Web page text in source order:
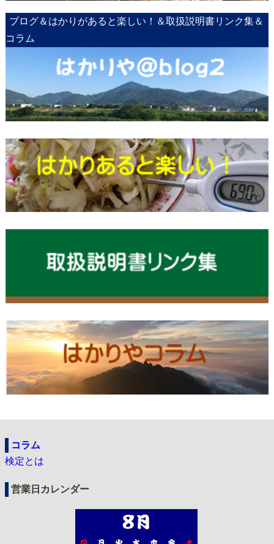
ブログ＆はかりがあると楽しい！＆取扱説明書リンク集＆
コラム
コラム
検定とは
営業日カレンダー